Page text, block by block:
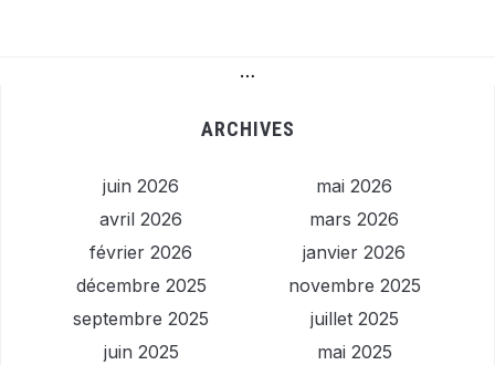
…
ARCHIVES
juin 2026
mai 2026
avril 2026
mars 2026
février 2026
janvier 2026
décembre 2025
novembre 2025
septembre 2025
juillet 2025
juin 2025
mai 2025